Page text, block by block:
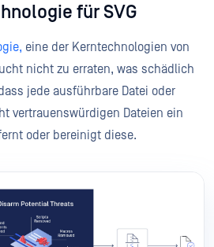
für SVG
eine der Kerntechnologien von
nicht zu erraten, was schädlich
jede ausführbare Datei oder
vertrauenswürdigen Dateien ein
oder bereinigt diese.